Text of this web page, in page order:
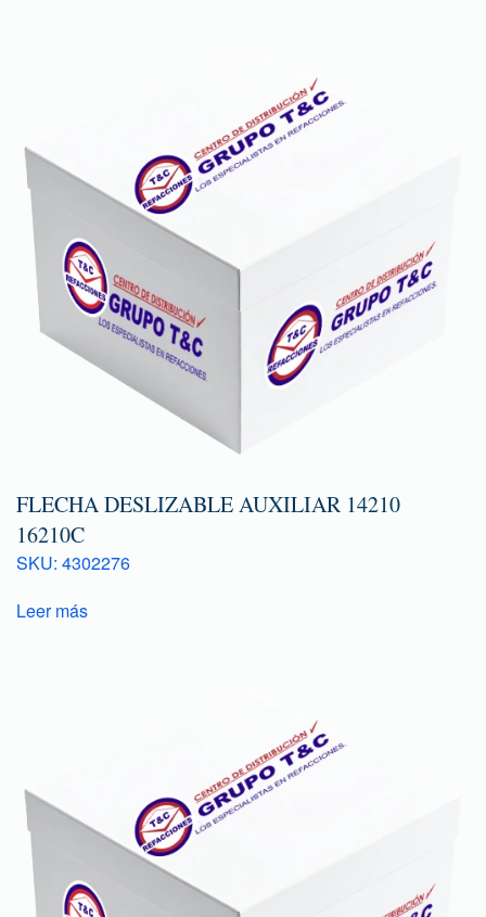
FLECHA DESLIZABLE AUXILIAR 14210
16210C
SKU: 4302276
Leer más